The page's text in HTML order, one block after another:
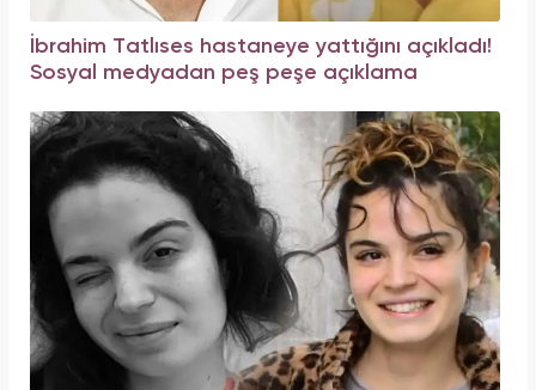
İbrahim Tatlıses hastaneye yattığını açıkladı!
Sosyal medyadan peş peşe açıklama